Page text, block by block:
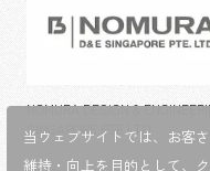
NOMURA DESIGN &
SINGAPORE PTE.LTD.
当ウェブサイトでは、お客
維持・向上を目的として、